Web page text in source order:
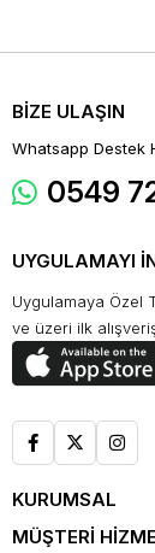
BİZE ULAŞIN
Whatsapp Destek
0549
UYGULAMAYI
Uygulamaya Özel
ve üzeri ilk
KURUMSAL
MÜŞTERİ